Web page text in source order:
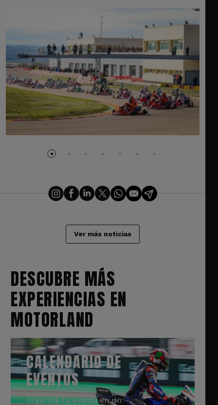
Ver más noticias
DESCUBRE MÁS
EXPERIENCIAS EN
MOTORLAND
CALENDARIO DE
EVENTOS
Organiza tu evento en un